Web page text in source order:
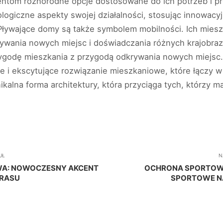
aspekty swojej działalności, stosując
domy są także symbolem mobilności. Ich
nowych miejsc i doświadczania różnych
mieszkania z przygodą odkrywania nowych
i ekscytujące rozwiązanie mieszkaniowe, które łączy
forma architektury, która przyciąga tych, którzy
NOWOCZESNY AKCENT
OCHRONA
SPORTOWE